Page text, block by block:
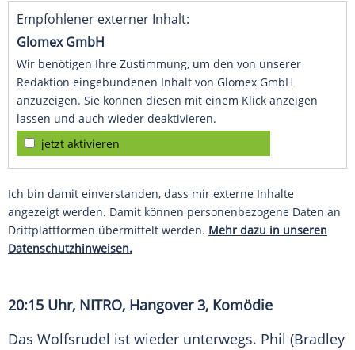
Empfohlener externer Inhalt:
Glomex GmbH
Wir benötigen Ihre Zustimmung, um den von unserer
Redaktion eingebundenen Inhalt von Glomex GmbH
anzuzeigen. Sie können diesen mit einem Klick anzeigen
lassen und auch wieder deaktivieren.
jetzt aktivieren
Ich bin damit einverstanden, dass mir externe Inhalte
angezeigt werden. Damit können personenbezogene Daten an
Drittplattformen übermittelt werden. Mehr dazu in unseren
Datenschutzhinweisen.
20:15 Uhr, NITRO, Hangover 3, Komödie
Das Wolfsrudel ist wieder unterwegs. Phil (Bradley